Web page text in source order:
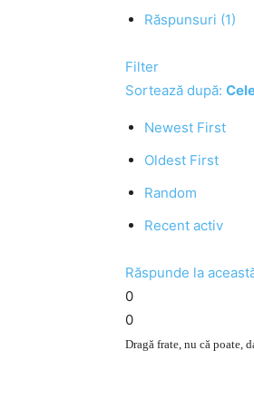
Răspunsuri (1)
Filter
Sortează după:
Newest First
Oldest First
Random
Recent activ
Răspunde la
0
0
Dragă frate, nu că poate,